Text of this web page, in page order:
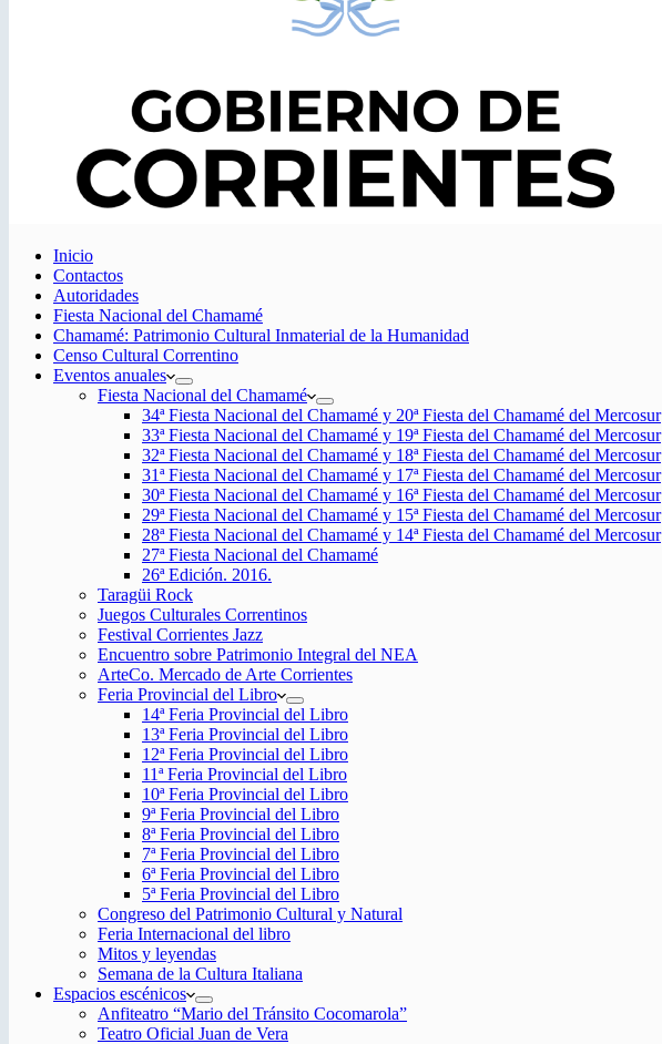
Inicio
Contactos
Autoridades
Fiesta Nacional del Chamamé
Chamamé: Patrimonio Cultural Inmaterial de la Humanidad
Censo Cultural Correntino
Eventos anuales
Fiesta Nacional del Chamamé
34ª Fiesta Nacional del Chamamé y 20ª Fiesta del Chamamé del Mercosur
33ª Fiesta Nacional del Chamamé y 19ª Fiesta del Chamamé del Mercosur
32ª Fiesta Nacional del Chamamé y 18ª Fiesta del Chamamé del Mercosur
31ª Fiesta Nacional del Chamamé y 17ª Fiesta del Chamamé del Mercosur
30ª Fiesta Nacional del Chamamé y 16ª Fiesta del Chamamé del Mercosur
29ª Fiesta Nacional del Chamamé y 15ª Fiesta del Chamamé del Mercosur
28ª Fiesta Nacional del Chamamé y 14ª Fiesta del Chamamé del Mercosur
27ª Fiesta Nacional del Chamamé
26ª Edición. 2016.
Taragüi Rock
Juegos Culturales Correntinos
Festival Corrientes Jazz
Encuentro sobre Patrimonio Integral del NEA
ArteCo. Mercado de Arte Corrientes
Feria Provincial del Libro
14ª Feria Provincial del Libro
13ª Feria Provincial del Libro
12ª Feria Provincial del Libro
11ª Feria Provincial del Libro
10ª Feria Provincial del Libro
9ª Feria Provincial del Libro
8ª Feria Provincial del Libro
7ª Feria Provincial del Libro
6ª Feria Provincial del Libro
5ª Feria Provincial del Libro
Congreso del Patrimonio Cultural y Natural
Feria Internacional del libro
Mitos y leyendas
Semana de la Cultura Italiana
Espacios escénicos
Anfiteatro “Mario del Tránsito Cocomarola”
Teatro Oficial Juan de Vera